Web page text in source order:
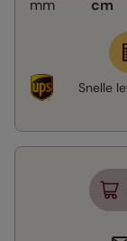
mm cm
Snelle